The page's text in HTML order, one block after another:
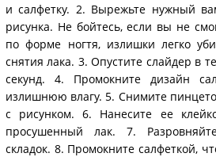
и салфетку. 2. Вырежьте нужный
рисунка. Не бойтесь, если вы не
по форме ногтя, излишки легко
снятия лака. 3. Опустите слайдер в
секунд. 4. Промокните дизайн
излишнюю влагу. 5. Снимите
с рисунком. 6. Нанесите ее
просушенный лак. 7.
складок. 8. Промокните салфеткой,